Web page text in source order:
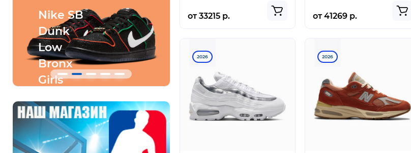
Jordan
Nike Mind
Nike SB
Dunk
Low
Bronx
Girls
Converse
001
Ares
Gray
от 33215 р. от 41269 р.
2026 2026